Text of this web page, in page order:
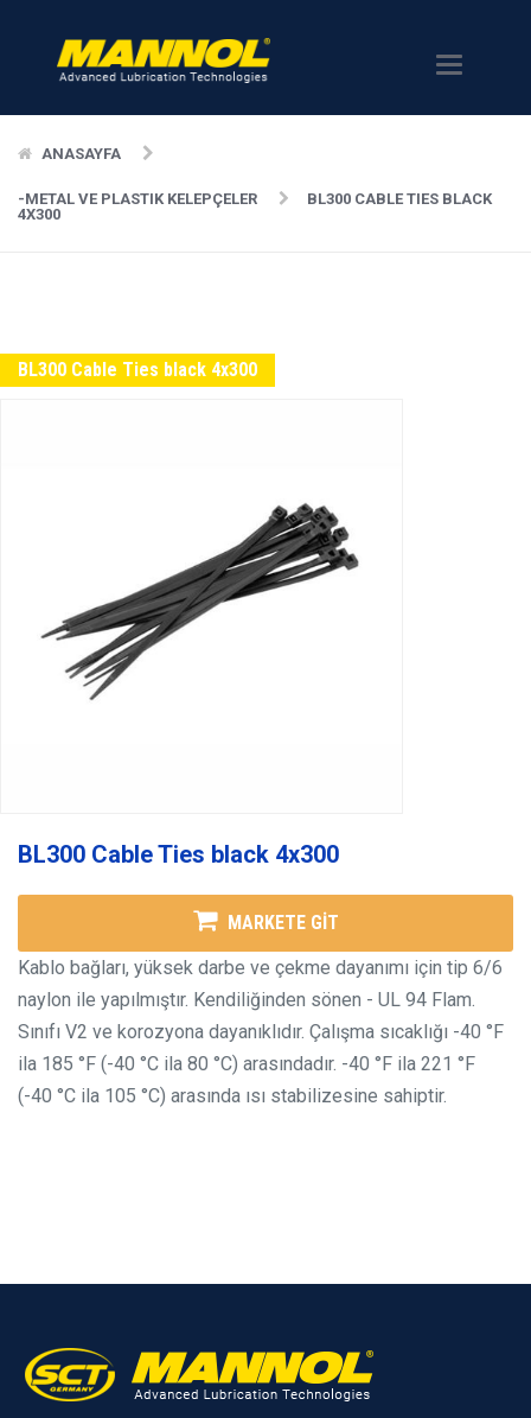
Menü
ANASAYFA
-METAL VE PLASTIK KELEPÇELER
BL300 CABLE TIES BLACK
4X300
BL300 Cable Ties black 4x300
BL300 Cable Ties black 4x300
MARKETE GİT
Kablo bağları, yüksek darbe ve çekme dayanımı için tip 6/6
naylon ile yapılmıştır. Kendiliğinden sönen - UL 94 Flam.
Sınıfı V2 ve korozyona dayanıklıdır. Çalışma sıcaklığı -40 °F
ila 185 °F (-40 °C ila 80 °C) arasındadır. -40 °F ila 221 °F
(-40 °C ila 105 °C) arasında ısı stabilizesine sahiptir.